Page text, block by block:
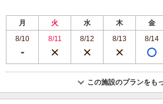
月 火 水 木 金
8/10
8/11 8/12 8/13 8/14
この施設のプランをも